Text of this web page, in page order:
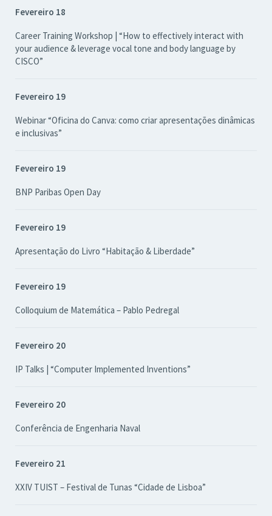
Fevereiro 18
Career Training Workshop | “How to effectively interact with
your audience & leverage vocal tone and body language by
CISCO”
Fevereiro 19
Webinar “Oficina do Canva: como criar apresentações dinâmicas
e inclusivas”
Fevereiro 19
BNP Paribas Open Day
Fevereiro 19
Apresentação do Livro “Habitação & Liberdade”
Fevereiro 19
Colloquium de Matemática – Pablo Pedregal
Fevereiro 20
IP Talks | “Computer Implemented Inventions”
Fevereiro 20
Conferência de Engenharia Naval
Fevereiro 21
XXIV TUIST – Festival de Tunas “Cidade de Lisboa”